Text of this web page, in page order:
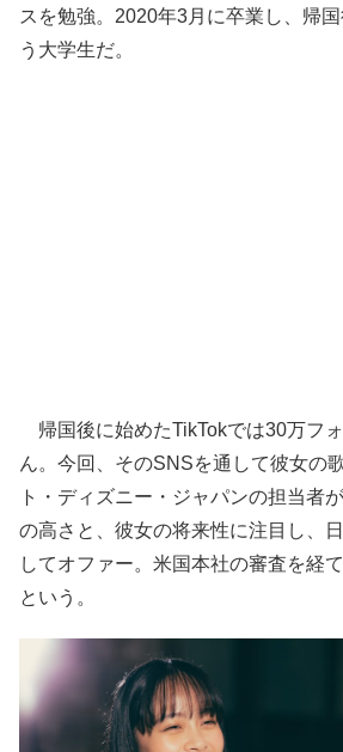
スを勉強。2020年3月に卒業し、帰
う大学生だ。
帰国後に始めたTikTokでは30万フ
ん。今回、そのSNSを通して彼女の
ト・ディズニー・ジャパンの担当者
の高さと、彼女の将来性に注目し、
してオファー。米国本社の審査を経
という。